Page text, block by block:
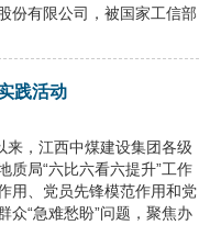
份有限公司，被国家工信部
践活动
来，江西中煤建设集团各级
质局“六比六看六提升”工作
用、党员先锋模范作用和党
众“急难愁盼”问题，聚焦办